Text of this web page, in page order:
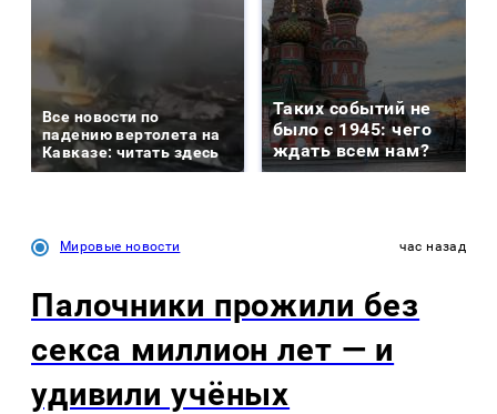
Все новости по
падению вертолета на
Кавказе: читать здесь
Таких событий не
было с 1945: чего
ждать всем нам?
Мировые новости час назад
Палочники прожили без
секса миллион лет — и
удивили учёных